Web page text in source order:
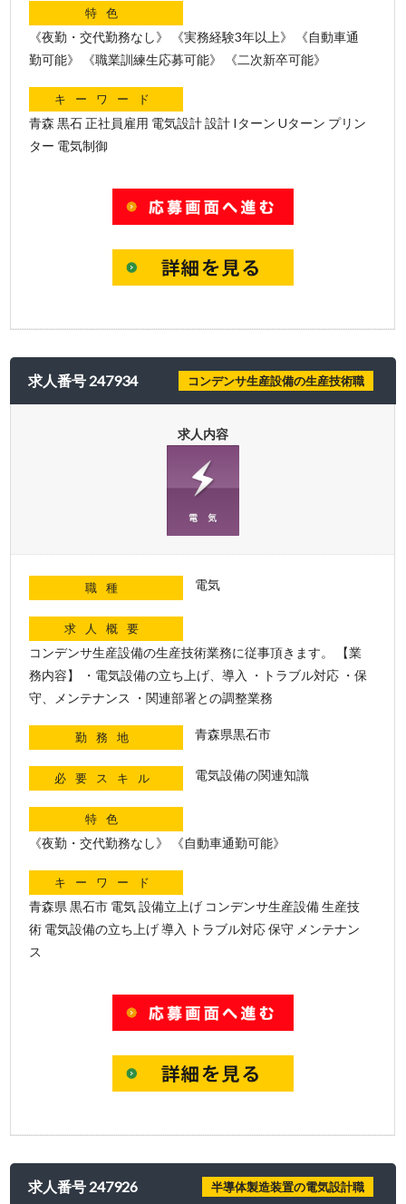
特色
《夜勤・交代勤務なし》 《実務経験3年以上》 《自動車通
勤可能》 《職業訓練生応募可能》 《二次新卒可能》
キーワード
青森 黒石 正社員雇用 電気設計 設計 Iターン Uターン プリン
ター 電気制御
求人番号 247934 コンデンサ生産設備の生産技術職
求人内容
職種 電気
求人概要
コンデンサ生産設備の生産技術業務に従事頂きます。 【業
務内容】 ・電気設備の立ち上げ、導入 ・トラブル対応 ・保
守、メンテナンス ・関連部署との調整業務
勤務地 青森県黒石市
必要スキル 電気設備の関連知識
特色
《夜勤・交代勤務なし》 《自動車通勤可能》
キーワード
青森県 黒石市 電気 設備立上げ コンデンサ生産設備 生産技
術 電気設備の立ち上げ 導入 トラブル対応 保守 メンテナン
ス
求人番号 247926 半導体製造装置の電気設計職